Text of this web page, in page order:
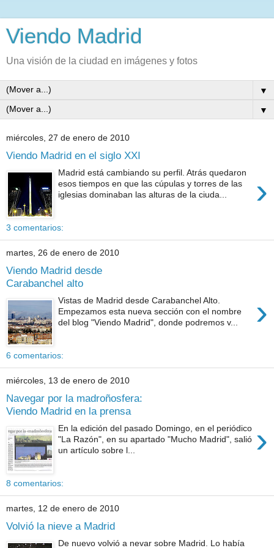
Viendo Madrid
Una visión de la ciudad en imágenes y fotos
▼
▼
miércoles, 27 de enero de 2010
Viendo Madrid en el siglo XXI
›
Madrid está cambiando su perfil. Atrás quedaron
esos tiempos en que las cúpulas y torres de las
iglesias dominaban las alturas de la ciuda...
3 comentarios:
martes, 26 de enero de 2010
Viendo Madrid desde
Carabanchel alto
›
Vistas de Madrid desde Carabanchel Alto.
Empezamos esta nueva sección con el nombre
del blog "Viendo Madrid", donde podremos v...
6 comentarios:
miércoles, 13 de enero de 2010
Navegar por la madroñosfera:
Viendo Madrid en la prensa
›
En la edición del pasado Domingo, en el periódico
"La Razón", en su apartado "Mucho Madrid", salió
un artículo sobre l...
8 comentarios:
martes, 12 de enero de 2010
Volvió la nieve a Madrid
De nuevo volvió a nevar sobre Madrid. Lo había